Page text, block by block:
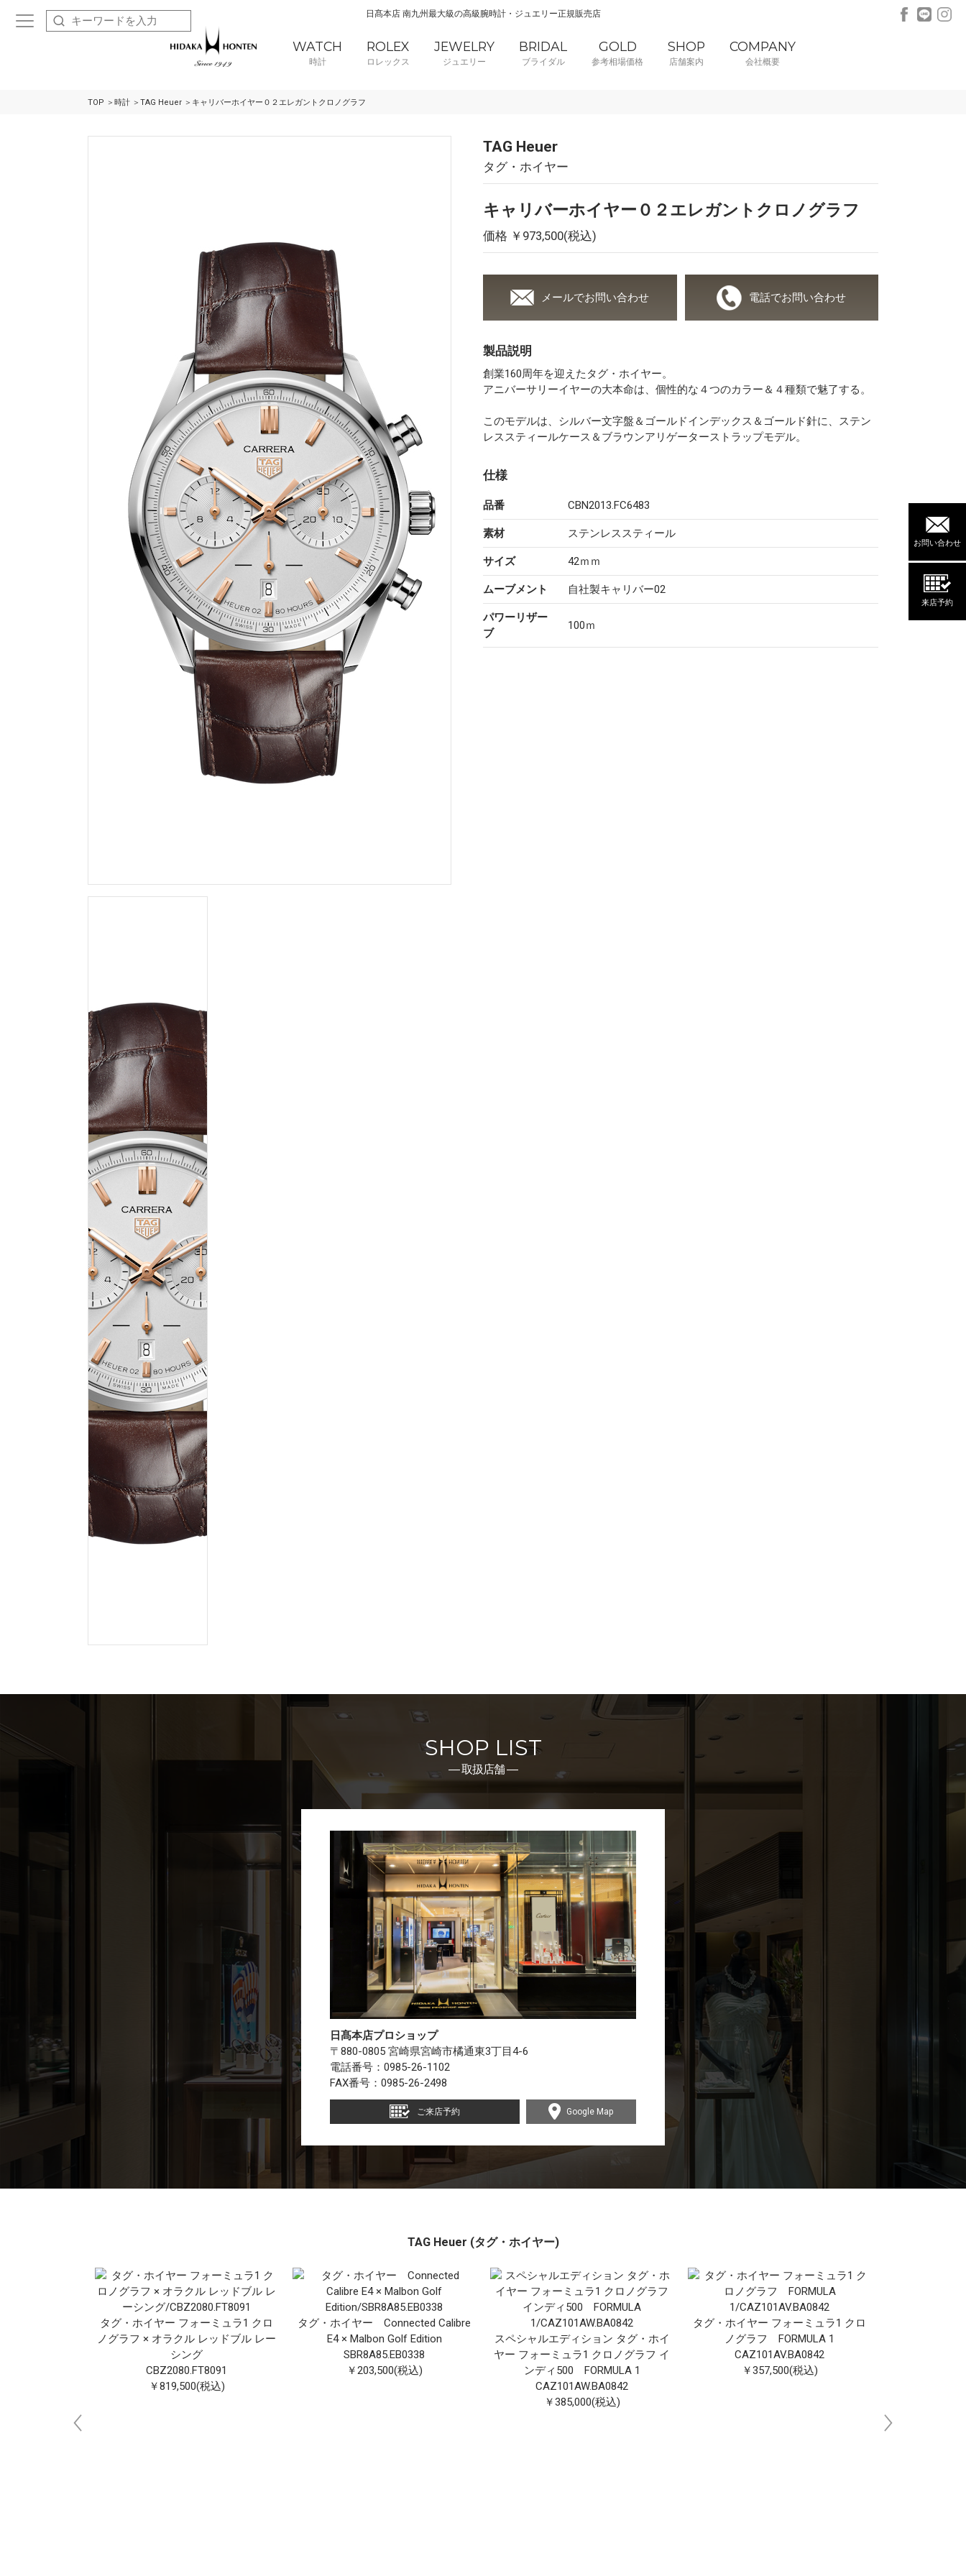
日髙本店 南九州最大級の高級腕時計・ジュエリー正規販売店
WATCH
時計
ROLEX
ロレックス
JEWELRY
ジュエリー
BRIDAL
ブライダル
GOLD
参考相場価格
SHOP
店舗案内
COMPANY
会社概要
お問い合わせ
来店予約
TOP 時計 TAG Heuer キャリバーホイヤー０２エレガントクロノグラフ
TAG Heuer
タグ・ホイヤー
キャリバーホイヤー０２エレガントクロノグラフ
価格 ￥973,500(税込)
メールでお問い合わせ 電話でお問い合わせ
製品説明
創業160周年を迎えたタグ・ホイヤー。
アニバーサリーイヤーの大本命は、個性的な４つのカラー＆４種類で魅了する。
このモデルは、シルバー文字盤＆ゴールドインデックス＆ゴールド針に、ステン
レススティールケース＆ブラウンアリゲーターストラップモデル。
仕様
品番 CBN2013.FC6483
素材 ステンレススティール
サイズ 42ｍｍ
ムーブメント 自社製キャリバー02
パワーリザー
ブ
100ｍ
SHOP LIST
― 取扱店舗 ―
日髙本店プロショップ
〒880-0805 宮崎県宮崎市橘通東3丁目4-6
電話番号： 0985-26-1102
FAX番号：0985-26-2498
ご来店予約 Google Map
TAG Heuer (タグ・ホイヤー)
タグ・ホイヤー フォーミュラ1 クロ
ノグラフ × オラクル レッドブル レー
シング
CBZ2080.FT8091
￥819,500(税込)
タグ・ホイヤー Connected Calibre
E4 × Malbon Golf Edition
SBR8A85.EB0338
￥203,500(税込)
スペシャルエディション タグ・ホイ
ヤー フォーミュラ1 クロノグラフ イ
ンディ500 FORMULA 1
CAZ101AW.BA0842
￥385,000(税込)
タグ・ホイヤー フォーミュラ1 クロ
ノグラフ FORMULA 1
CAZ101AV.BA0842
￥357,500(税込)